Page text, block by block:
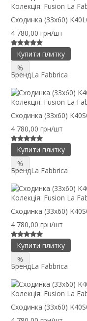
Колекція: Fusion La
Сходинка (33x60)
4 780,00 грн/шт
Купити плитку
%
БрендLa Fabbrica
Колекція: Fusion La
Сходинка (33x60)
4 780,00 грн/шт
Купити плитку
%
БрендLa Fabbrica
Колекція: Fusion La
Сходинка (33x60)
4 780,00 грн/шт
Купити плитку
%
БрендLa Fabbrica
Колекція: Fusion La
Сходинка (33x60)